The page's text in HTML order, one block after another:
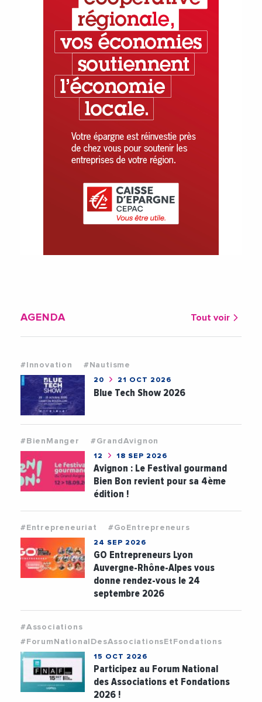
AGENDA Tout voir
#Innovation #Nautisme
20 21 OCT 2026
Blue Tech Show 2026
#BienManger #GrandAvignon
12 18 SEP 2026
Avignon : Le Festival gourmand
Bien Bon revient pour sa 4ème
édition !
#Entrepreneuriat #GoEntrepreneurs
24 SEP 2026
GO Entrepreneurs Lyon
Auvergne-Rhône-Alpes vous
donne rendez-vous le 24
septembre 2026
#Associations
#ForumNationalDesAssociationsEtFondations
15 OCT 2026
Participez au Forum National
des Associations et Fondations
2026 !